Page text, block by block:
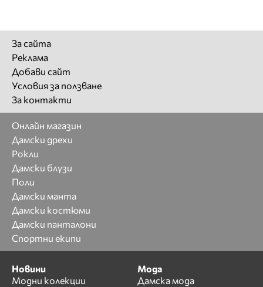
За сайта
Реклама
Добави сайт
Условия за ползване
За контакти
Онлайн магазин
Дамски дрехи
Рокли
Дамски блузи
Поли
Дамски манта
Дамски костюми
Дамски панталони
Спортни екипи
Новини
Модни колекции
Мода
Дамска мода